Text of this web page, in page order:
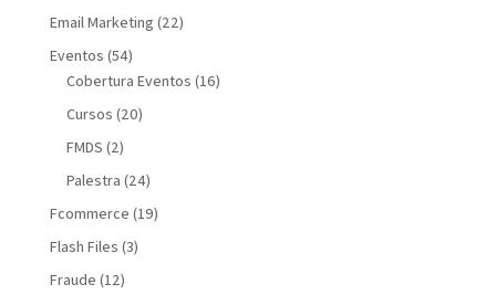
Email Marketing (22)
Eventos (54)
Cobertura Eventos (16)
Cursos (20)
FMDS (2)
Palestra (24)
Fcommerce (19)
Flash Files (3)
Fraude (12)